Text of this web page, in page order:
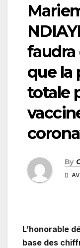
faudra
que la
totale
By
L’honorable
base des